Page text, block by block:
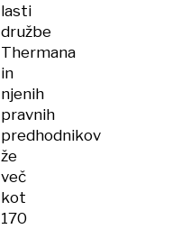
lasti
družbe
Thermana
in
njenih
pravnih
predhodnikov
že
več
kot
170